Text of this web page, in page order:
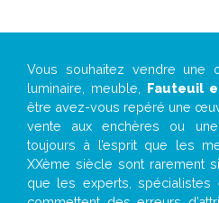
Vous souhaitez vendre une
luminaire, meuble, Fauteuil
être avez-vous repéré une
vente aux enchères ou
toujours à l’esprit que les
XXème siècle sont rarement
que les experts, spécialistes